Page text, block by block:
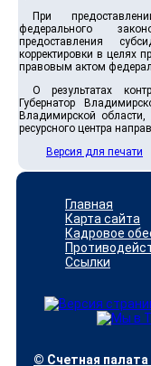
При
федерального
предоставления
корректировки в целях
правовым актом
О результатах
Губернатор
Владимирской
ресурсного центра
Версия для печати
Главная
Карта сайта
Кадровое
Ссылки
© Счетная